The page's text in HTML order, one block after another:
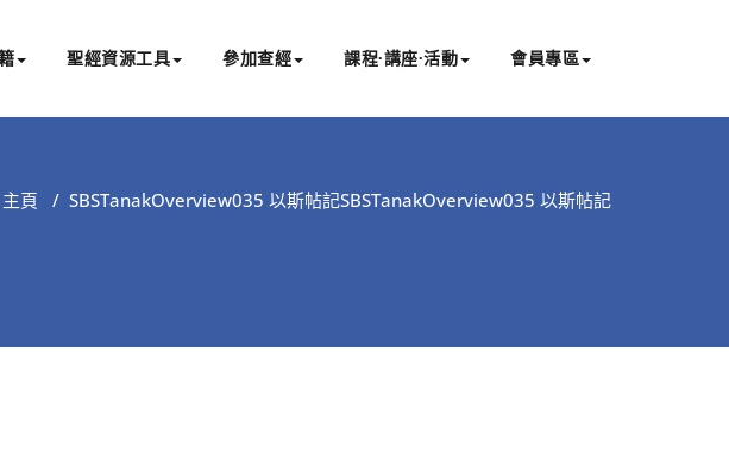
聖經資源工具 參加查經 課程∙講座∙活動 會員專區
主頁 / SBSTanakOverview035 以斯帖記SBSTanakOverview035 以斯帖記